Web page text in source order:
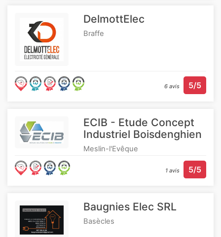
DelmottElec
Braffe
6 avis 5/5
ECIB - Etude Concept
Industriel Boisdenghien
Meslin-l'Evêque
1 avis 5/5
Baugnies Elec SRL
Basècles